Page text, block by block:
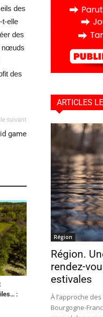
des
t-elle
des
nœuds
des
suivant
game
:
ARTICLES
Région
Région.
rendez-
estivales
À l’approche
Bourgogne-